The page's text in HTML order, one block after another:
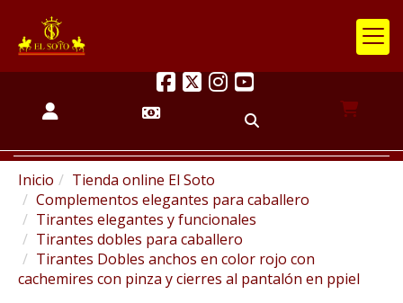
Inicio
Tienda online El Soto
Complementos elegantes para caballero
Tirantes elegantes y funcionales
Tirantes dobles para caballero
Tirantes Dobles anchos en color rojo con
cachemires con pinza y cierres al pantalón en ppiel